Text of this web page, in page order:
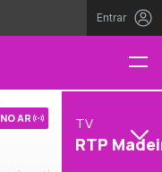
Entrar
NO AR TV
RTP